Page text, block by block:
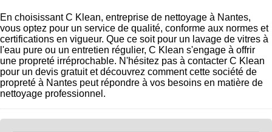
En choisissant C Klean, entreprise de nettoyage à Nantes,
vous optez pour un service de qualité, conforme aux normes et
certifications en vigueur. Que ce soit pour un lavage de vitres à
l'eau pure ou un entretien régulier, C Klean s'engage à offrir
une propreté irréprochable. N'hésitez pas à contacter C Klean
pour un devis gratuit et découvrez comment cette société de
propreté à Nantes peut répondre à vos besoins en matière de
nettoyage professionnel.